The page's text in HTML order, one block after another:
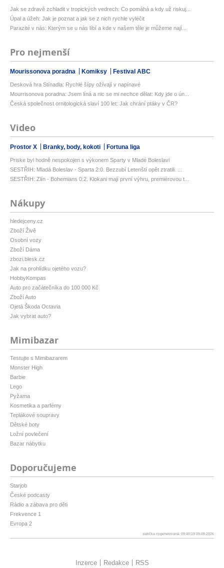
Jak se zdravě zchladit v tropických vedrech: Co pomáhá a kdy už riskuj...
Úpal a úžeh: Jak je poznat a jak se z nich rychle vyléčit
Parazité v nás: Kterým se u nás líbí a kde v našem těle je můžeme nají...
Pro nejmenší
Mourissonova poradna Komiksy Festival ABC
Desková hra Stínadla: Rychlé šípy ožívají v napínavé
Mourrisonova poradna: Jsem líná a nic se mi nechce dělat: Kdy jde o ún...
Česká společnost ornitologická slaví 100 let: Jak chrání ptáky v ČR?
Video
Prostor X Branky, body, kokoti Fortuna liga
Priske byl hodně nespokojen s výkonem Sparty v Mladé Boleslavi
SESTŘIH: Mladá Boleslav - Sparta 2:0. Bezzubí Letenští opět ztratili. ...
SESTŘIH: Zlín - Bohemians 0:2. Klokani mají první výhru, premiérovou t...
Nákupy
hledejceny.cz
Zboží Živě
Osobní vozy
Zboží Dáma
zbozi.blesk.cz
Jak na prohlídku ojetého vozu?
HobbyKompas
Auto pro začátečníka do 100 000 Kč
Zboží Auto
Ojetá Škoda Octavia
Jak vybrat auto?
Mimibazar
Testujte s Mimibazarem
Monster High
Barbie
Lego
Pyžama
Kosmetika a parfémy
Teplákové soupravy
Dětské boty
Ložní povlečení
Bazar nábytku
Doporučujeme
Starjob
České podcasty
Rádio a zábava pro děti
Frekvence 1
Evropa 2
patička vygenerovaná: 09:40:19 09.08.2026
Inzerce Redakce RSS